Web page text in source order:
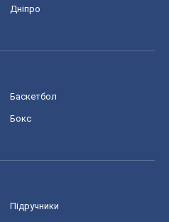
Дніпро
Баскетбол
Бокс
Підручники